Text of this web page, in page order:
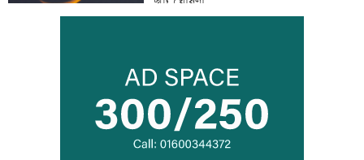
তনু হত্যায় সাবেক সেনা সদস্য হাফিজুর ফের
গ্রেফতার